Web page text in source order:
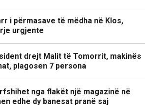
i përmasave të mëdha në Klos,
urgjente
drejt Malit të Tomorrit, makinës
plagosen 7 persona
nga flakët një magazinë në
edhe dy banesat pranë saj